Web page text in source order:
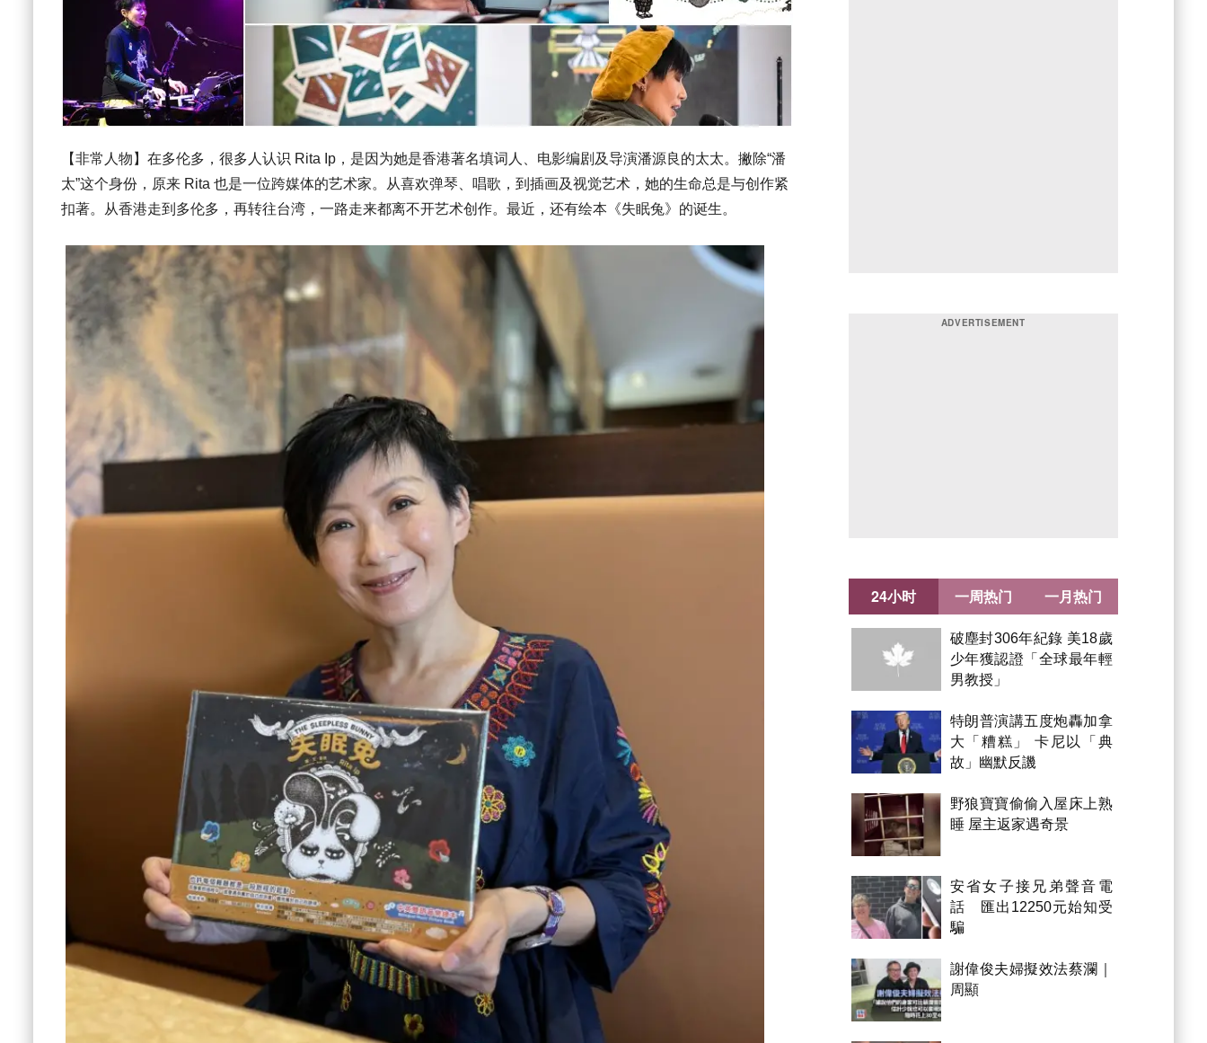
【非常人物】在多伦多，很多人认识 Rita Ip，是因为她是香港著名填词人、电影编剧及导演潘源良的太太。撇除“潘
太”这个身份，原来 Rita 也是一位跨媒体的艺术家。从喜欢弹琴、唱歌，到插画及视觉艺术，她的生命总是与创作紧
扣著。从香港走到多伦多，再转往台湾，一路走来都离不开艺术创作。最近，还有绘本《失眠兔》的诞生。
24小时
破塵封306年紀錄 美18歲
少年獲認證「全球最年輕
男教授」
特朗普演講五度炮轟加拿
大「糟糕」 卡尼以「典
故」幽默反譏
野狼寶寶偷偷入屋床上熟
睡 屋主返家遇奇景
安省女子接兄弟聲音電
話 匯出12250元始知受
騙
謝偉俊夫婦擬效法蔡瀾｜
周顯
一周热门 一月热门